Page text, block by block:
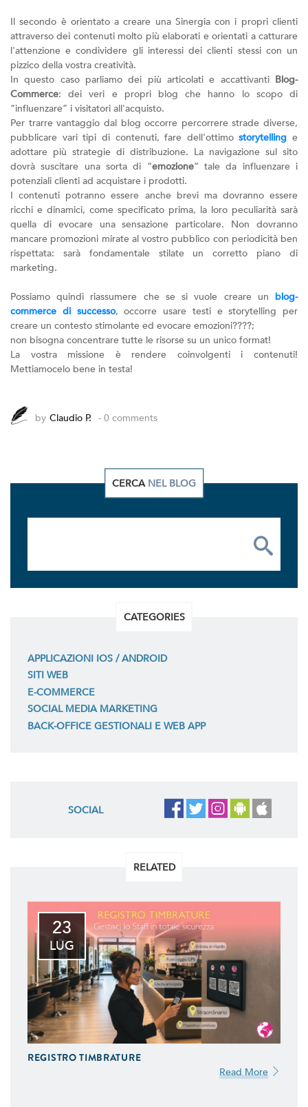
Il secondo è orientato a creare una Sinergia con i propri clienti
attraverso dei contenuti molto più elaborati e orientati a catturare
l'attenzione e condividere gli interessi dei clienti stessi con un
pizzico della vostra creatività.
In questo caso parliamo dei più articolati e accattivanti Blog-
Commerce: dei veri e propri blog che hanno lo scopo di
“influenzare” i visitatori all'acquisto.
Per trarre vantaggio dal blog occorre percorrere strade diverse,
pubblicare vari tipi di contenuti, fare dell'ottimostorytelling e
adottare più strategie di distribuzione. La navigazione sul sito
dovrà suscitare una sorta di “emozione” tale da influenzare i
potenziali clienti ad acquistare i prodotti.
I contenuti potranno essere anche brevi ma dovranno essere
ricchi e dinamici, come specificato prima, la loro peculiarità sarà
quella di evocare una sensazione particolare. Non dovranno
mancare promozioni mirate al vostro pubblico con periodicità ben
rispettata: sarà fondamentale stilate un corretto piano di
marketing.
Possiamo quindi riassumere che se si vuole creare un blog-
commerce di successo, occorre usare testi e storytelling per
creare un contesto stimolante ed evocare emozioni????;
non bisogna concentrare tutte le risorse su un unico format!
La vostra missione è rendere coinvolgenti i contenuti!
Mettiamocelo bene in testa!
by Claudio P. - 0 comments
CERCA NEL BLOG
CATEGORIES
APPLICAZIONI IOS / ANDROID
SITI WEB
E-COMMERCE
SOCIAL MEDIA MARKETING
BACK-OFFICE GESTIONALI E WEB APP
SOCIAL
RELATED
23
LUG
REGISTRO TIMBRATURE
Read More